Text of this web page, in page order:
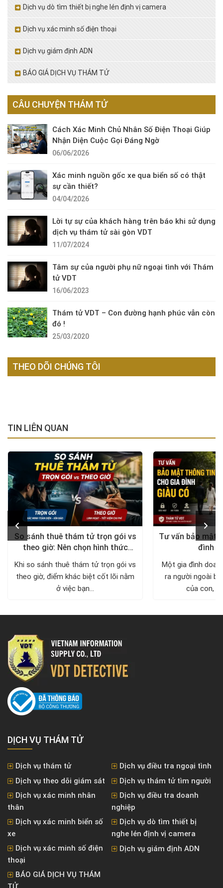
Dịch vụ dò tìm thiết bị nghe lén định vị camera
Dịch vụ xác minh số điện thoại
Dịch vụ giám định ADN
BÁO GIÁ DỊCH VỤ THÁM TỬ
CÂU CHUYỆN THÁM TỬ
Cách Xác Minh Chủ Nhân Số Điện Thoại Giúp
Nhận Diện Cuộc Gọi Đáng Ngờ
06/06/2026
Xác minh nguồn gốc xe qua biển số có thật
sự cần thiết?
04/04/2026
Lời tự sự của khách hàng trên báo khi sử dụng
dịch vụ thám tử sài gòn VDT
11/07/2024
Tâm sự của người phụ nữ ngoại tình với Thám
tử VDT
16/06/2023
Thám tử VDT – Con đường hạnh phúc vẫn còn
đó !
25/03/2020
THEO DÕI CHÚNG TÔI
TIN LIÊN QUAN
So sánh thuê thám tử trọn gói vs
theo giờ: Nên chọn hình thức
Khi so sánh thuê thám tử trọn gói vs
theo giờ, điểm khác biệt cốt lõi nằm
ở việc bạn...
Tư vấn bảo mật
đình
Một gia đình
ra người ngoài
của con,
DỊCH VỤ THÁM TỬ
Dịch vụ thám tử
Dịch vụ điều tra ngoại tình
Dịch vụ theo dõi giám sát
Dịch vụ thám tử tìm người
Dịch vụ xác minh nhân
thân
Dịch vụ điều tra doanh
nghiệp
Dịch vụ xác minh biển số
xe
Dịch vụ dò tìm thiết bị
nghe lén định vị camera
Dịch vụ xác minh số điện
thoại
Dịch vụ giám định ADN
BÁO GIÁ DỊCH VỤ THÁM